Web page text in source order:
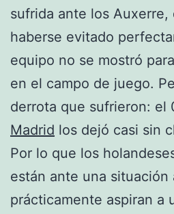
sufrida ante los
haberse evitado
equipo no se mostró
en el campo de juego.
derrota que sufrieron: el
Madrid los dejó casi sin
Por lo que los
están ante una situación
prácticamente aspiran a